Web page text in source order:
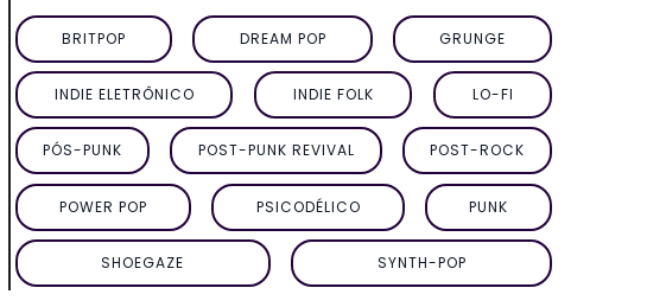
BRITPOP DREAM POP GRUNGE
INDIE ELETRÔNICO INDIE FOLK LO-FI
PÓS-PUNK POST-PUNK REVIVAL POST-ROCK
POWER POP PSICODÉLICO PUNK
SHOEGAZE SYNTH-POP